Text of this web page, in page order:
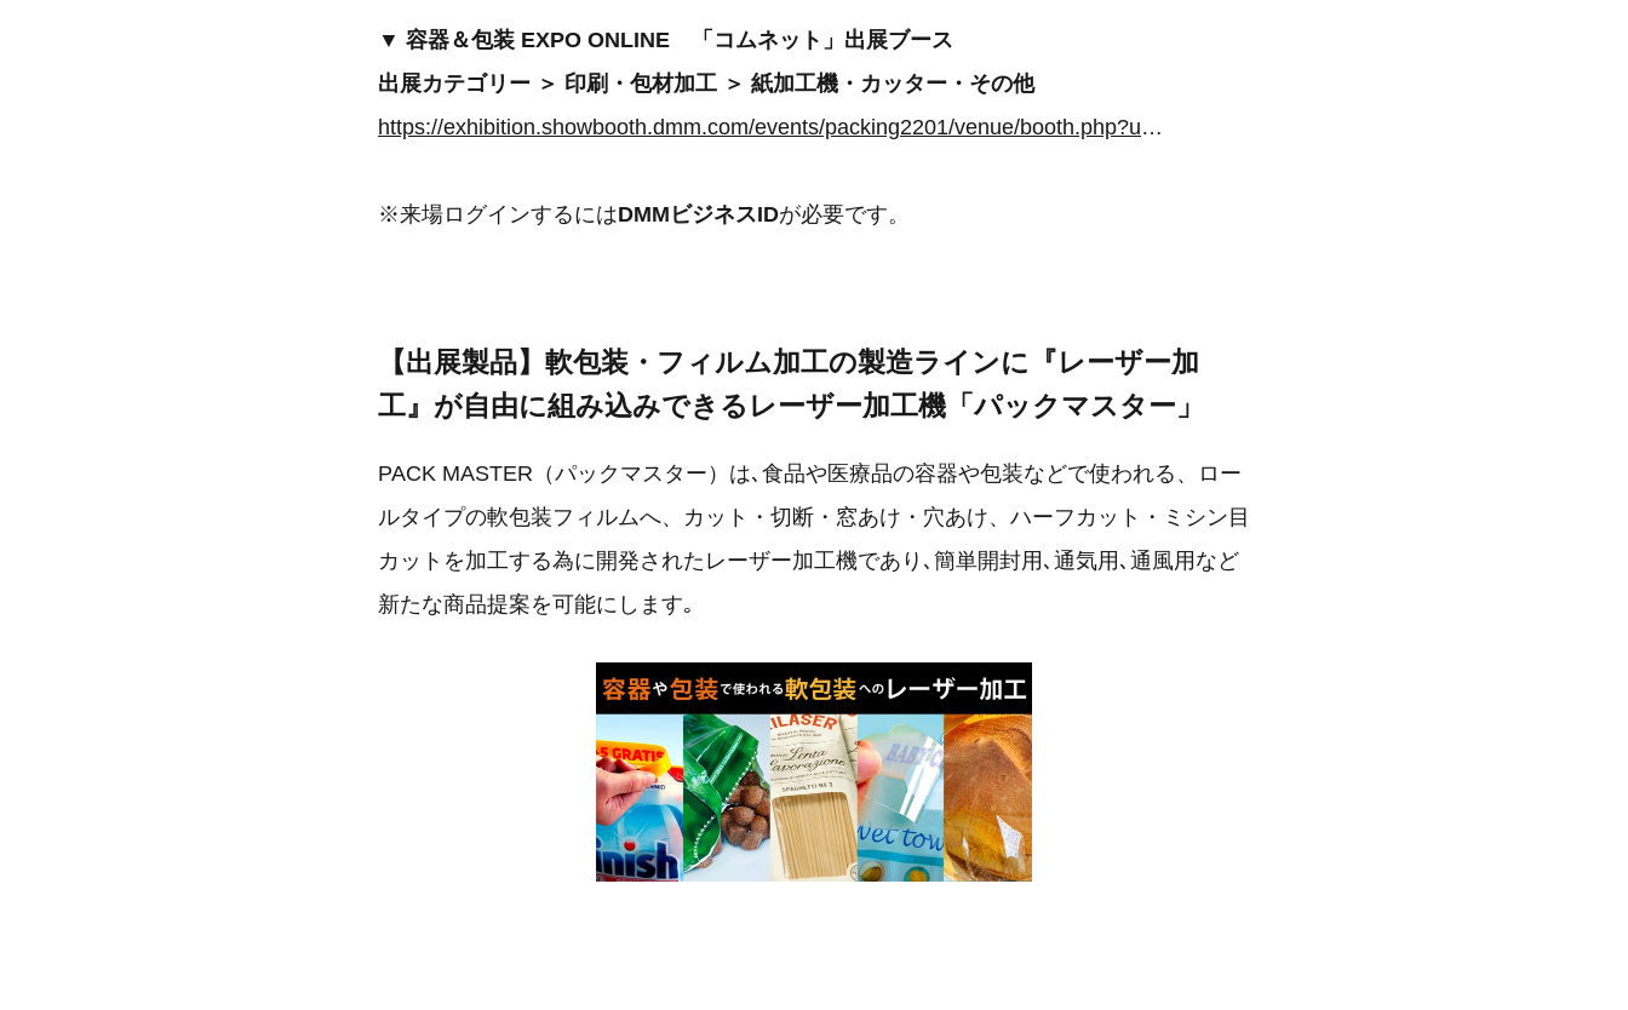
▼ 容器＆包装 EXPO ONLINE 「コムネット」出展ブース
出展カテゴリー ＞ 印刷・包材加工 ＞ 紙加工機・カッター・その他
https://exhibition.showbooth.dmm.com/events/packing2201/venue/booth.php?uid=ab61c2a26db1b2d
※来場ログインするにはDMMビジネスIDが必要です。
【出展製品】軟包装・フィルム加工の製造ラインに『レーザー加
工』が自由に組み込みできるレーザー加工機「パックマスター」
PACK MASTER（パックマスター）は､食品や医療品の容器や包装などで使われる、ロー
ルタイプの軟包装フィルムへ、カット・切断・窓あけ・穴あけ、ハーフカット・ミシン目
カットを加工する為に開発されたレーザー加工機であり､簡単開封用､通気用､通風用など
新たな商品提案を可能にします｡